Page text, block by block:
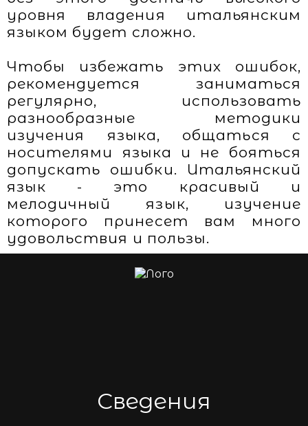
уровня владения итальянским
языком будет сложно.
Чтобы избежать этих ошибок,
рекомендуется заниматься
регулярно, использовать
разнообразные методики
изучения языка, общаться с
носителями языка и не бояться
допускать ошибки. Итальянский
язык - это красивый и
мелодичный язык, изучение
которого принесет вам много
удовольствия и пользы.
Сведения